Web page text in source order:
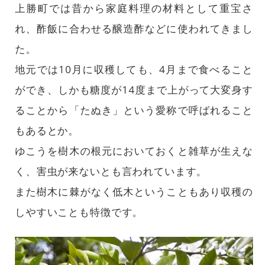
上勝町では昔から家庭料理の材料として重宝さ
れ、酢飯に合わせる醸造酢などに使われてきまし
た。
地元では10月に収穫しても、4月まで食べること
ができ、しかも糖度が14度まで上がって大変身す
ることから「たぬき」という愛称で呼ばれること
もあるとか。
ゆこうを樹木の根元においておくと雑草が生えな
く、害虫が来ないとも言われています。
また樹木に棘がなく低木ということもあり収穫の
しやすいことも特徴です。